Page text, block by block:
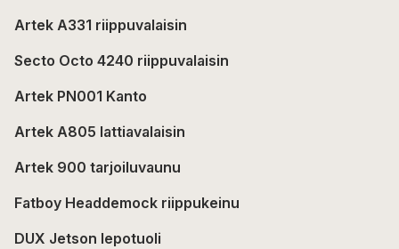
Artek A331 riippuvalaisin
Secto Octo 4240 riippuvalaisin
Artek PN001 Kanto
Artek A805 lattiavalaisin
Artek 900 tarjoiluvaunu
Fatboy Headdemock riippukeinu
DUX Jetson lepotuoli